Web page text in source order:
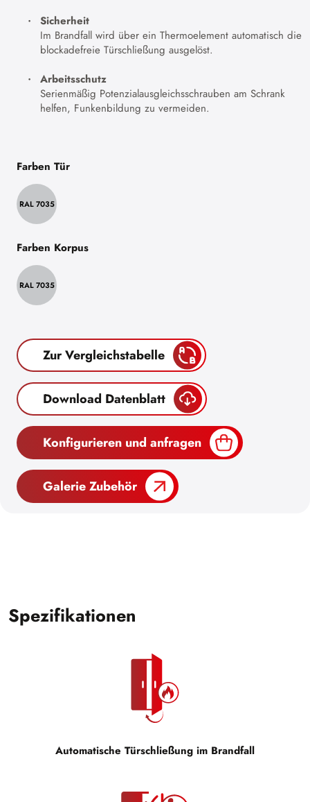
Sicherheit
Im Brandfall wird über ein Thermoelement automatisch die
blockadefreie Türschließung ausgelöst.
Arbeitsschutz
Serienmäßig Potenzialausgleichsschrauben am Schrank
helfen, Funkenbildung zu vermeiden.
Farben Tür
RAL 7035
Farben Korpus
RAL 7035
Zur Vergleichstabelle
Download Datenblatt
Konfigurieren und anfragen
Galerie Zubehör
Spezifikationen
Automatische Türschließung im Brandfall